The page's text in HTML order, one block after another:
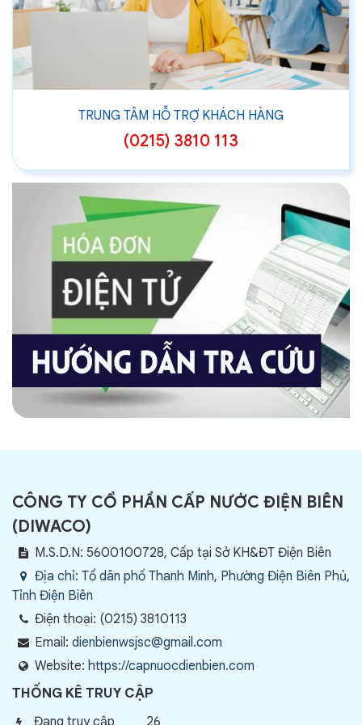
TRUNG TÂM HỖ TRỢ KHÁCH HÀNG
(0215) 3810 113
CÔNG TY CỔ PHẦN CẤP NƯỚC ĐIỆN BIÊN
(DIWACO)
M.S.D.N: 5600100728, Cấp tại Sở KH&ĐT Điện Biên
Địa chỉ: Tổ dân phố Thanh Minh, Phường Điện Biên Phủ,
Tỉnh Điện Biên
Điện thoại: (0215) 3810113
Email: dienbienwsjsc@gmail.com
Website: https://capnuocdienbien.com
THỐNG KÊ TRUY CẬP
Đang truy cập 26